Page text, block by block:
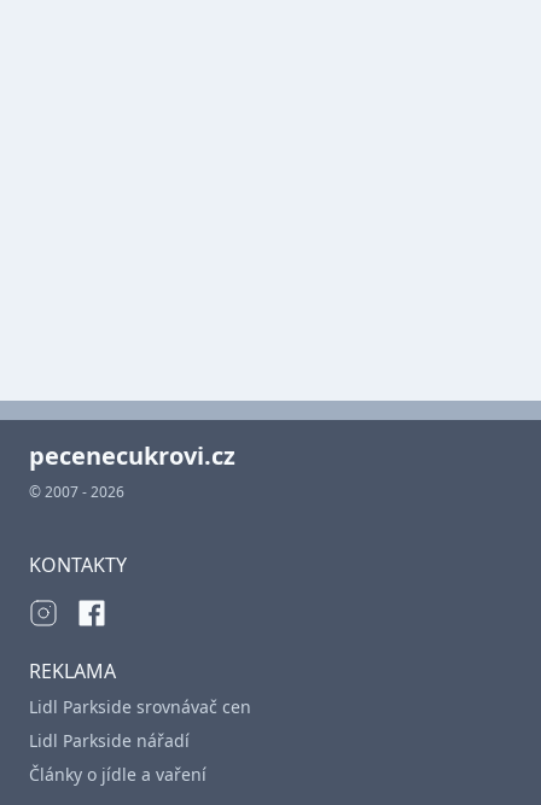
pecenecukrovi.cz
© 2007 - 2026
KONTAKTY
REKLAMA
Lidl Parkside srovnávač cen
Lidl Parkside nářadí
Články o jídle a vaření